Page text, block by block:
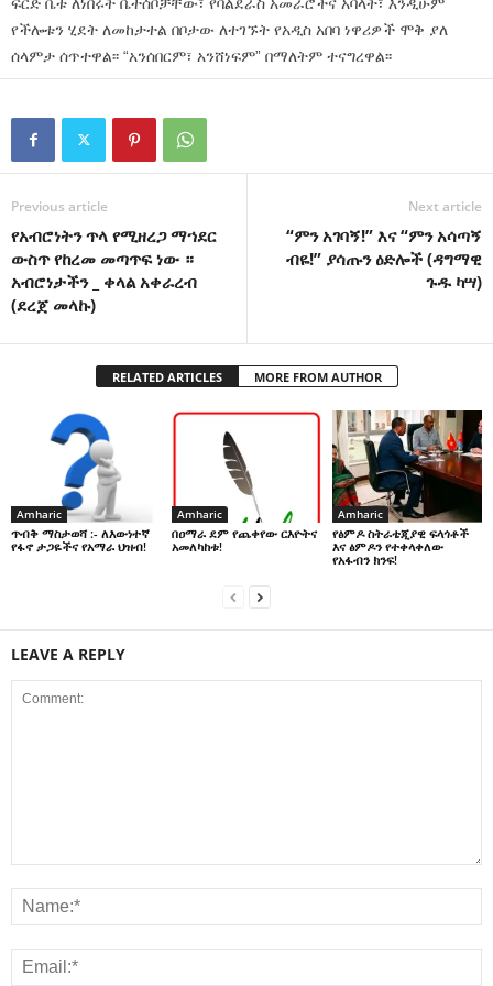
የችሎቱን ሂደት ለመከታተል በቦታው ለተገኙት የአዲስ አበባ ነዋሪዎች ሞቅ ያለ
ሰላምታ ሰጥተዋል፡፡ “አንሰበርም፣ አንሸነፍም” በማለትም ተናግረዋል፡፡
Previous article
የአብሮነትን ጥላ የሚዘረጋ ማኀደር
ውስጥ የከረመ መጣጥፍ ነው ።
አብሮነታችን _ ቀላል አቀራረብ
(ደረጀ መላኩ)
Next article
“ምን አገባኝ!” እና “ምን አሳጣኝ
ብዬ!” ያሳጡን ዕድሎች (ዳግማዊ
ጉዱ ካሣ)
RELATED ARTICLES MORE FROM AUTHOR
Amharic
ጥብቅ ማስታወሻ :- ለእውነተኛ
የፋኖ ታጋዬችና የአማራ ህዝብ!
Amharic
በዐማራ ደም የጨቀየው ርእዮትና
አመለካከቱ!
Amharic
የፅምዶ ስትራቴጂያዊ ፍላጎቶች
እና ፅምዶን የተቀላቀለው
የአፋብን ክንፍ!
LEAVE A REPLY